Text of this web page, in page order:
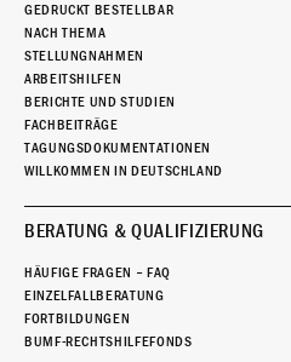
GEDRUCKT BESTELLBAR
NACH THEMA
STELLUNGNAHMEN
ARBEITSHILFEN
BERICHTE UND STUDIEN
FACHBEITRÄGE
TAGUNGSDOKUMENTATIONEN
WILLKOMMEN IN DEUTSCHLAND
BERATUNG & QUALIFIZIERUNG
HÄUFIGE FRAGEN – FAQ
EINZELFALLBERATUNG
FORTBILDUNGEN
BUMF-RECHTSHILFEFONDS